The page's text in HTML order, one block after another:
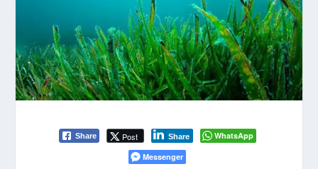
Share Post Share
WhatsApp
Messenger